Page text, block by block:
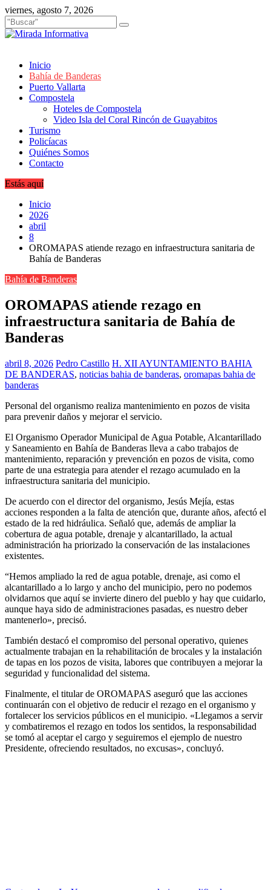
Saltar
al
contenido
viernes, agosto 7, 2026
Inicio
Bahía de Banderas
Puerto Vallarta
Compostela
Hoteles de Compostela
Video Isla del Coral Rincón de Guayabitos
Turismo
Policíacas
Quiénes Somos
Contacto
Estás aquí
Inicio
2026
abril
8
OROMAPAS atiende rezago en infraestructura sanitaria de
Bahía de Banderas
Bahía de Banderas
OROMAPAS atiende rezago en
infraestructura sanitaria de Bahía de
Banderas
abril 8, 2026 Pedro Castillo H. XII AYUNTAMIENTO BAHIA
DE BANDERAS, noticias bahia de banderas, oromapas bahia de
banderas
Personal del organismo realiza mantenimiento en pozos de visita
para prevenir daños y mejorar el servicio.
El Organismo Operador Municipal de Agua Potable, Alcantarillado
y Saneamiento en Bahía de Banderas lleva a cabo trabajos de
mantenimiento, reparación y prevención en pozos de visita, como
parte de una estrategia para atender el rezago acumulado en la
infraestructura sanitaria del municipio.
De acuerdo con el director del organismo, Jesús Mejía, estas
acciones responden a la falta de atención que, durante años, afectó el
estado de la red hidráulica. Señaló que, además de ampliar la
cobertura de agua potable, drenaje y alcantarillado, la actual
administración ha priorizado la conservación de las instalaciones
existentes.
“Hemos ampliado la red de agua potable, drenaje, asi como el
alcantarillado a lo largo y ancho del municipio, pero no podemos
olvidarnos que aquí se invierte dinero del pueblo y hay que cuidarlo,
aunque haya sido de administraciones pasadas, es nuestro deber
mantenerlo», precisó.
También destacó el compromiso del personal operativo, quienes
actualmente trabajan en la rehabilitación de brocales y la instalación
de tapas en los pozos de visita, labores que contribuyen a mejorar la
seguridad y funcionalidad del sistema.
Finalmente, el titular de OROMAPAS aseguró que las acciones
continuarán con el objetivo de reducir el rezago en el organismo y
fortalecer los servicios públicos en el municipio. «Llegamos a servir
y combatiremos el rezago en todos los sentidos, la responsabilidad
se tomó al aceptar el cargo y seguiremos el ejemplo de nuestro
Presidente, ofreciendo resultados, no excusas», concluyó.